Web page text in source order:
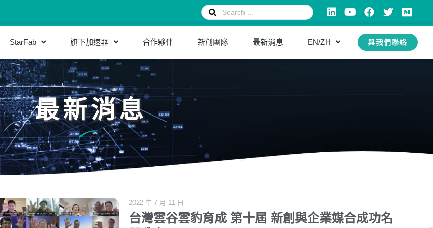
StarFab 旗下加速器 合作夥伴 新創團隊 最新消息 EN/ZH 與我們聯絡
最新消息
台灣雲谷雲豹育成 第十屆 新創與企業媒合成功名
2022 年 7 月 11 日